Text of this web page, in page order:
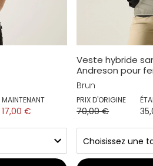
MAINTENANT
17,00 €
Veste hybride
Andreson pour
Brun
PRIX D'ORIGINE
70,00 €